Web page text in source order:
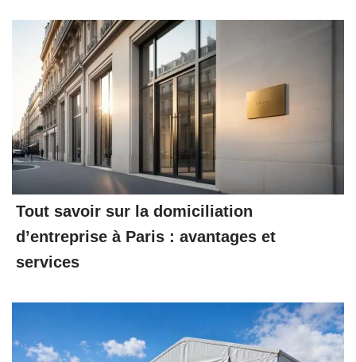
Tout savoir sur la domiciliation
d’entreprise à Paris : avantages et
services